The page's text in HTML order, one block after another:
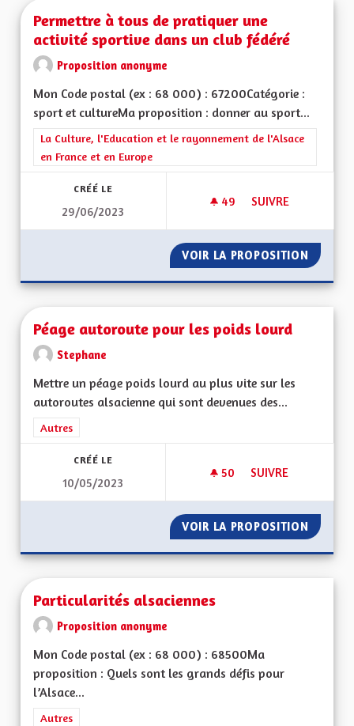
Permettre à tous de pratiquer une
activité sportive dans un club fédéré
Proposition anonyme
Mon Code postal (ex : 68 000) : 67200Catégorie :
sport et cultureMa proposition : donner au sport...
Filtrer les résultats de la catégorie : La Culture, l'Education et
La Culture, l'Education et le rayonnement de l'Alsace
en France et en Europe
CRÉÉ LE
29/06/2023
49 49 ABONNÉS
SUIVRE
VOIR LA PROPOSITION
Péage autoroute pour les poids lourd
Stephane
Mettre un péage poids lourd au plus vite sur les
autoroutes alsacienne qui sont devenues des...
Filtrer les résultats de la catégorie : Autres
Autres
CRÉÉ LE
10/05/2023
50 50 ABONNÉS
SUIVRE
VOIR LA PROPOSITION
Particularités alsaciennes
Proposition anonyme
Mon Code postal (ex : 68 000) : 68500Ma
proposition : Quels sont les grands défis pour
l’Alsace...
Filtrer les résultats de la catégorie : Autres
Autres